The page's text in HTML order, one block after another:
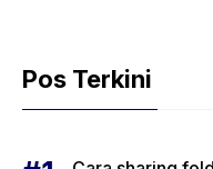
Pos Terkini